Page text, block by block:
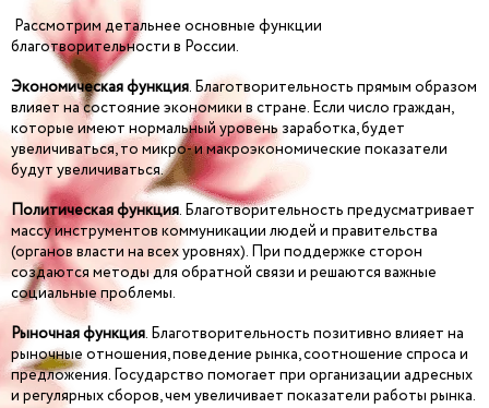
Рассмотрим детальнее основные функции
благотворительности в России.
Экономическая функция. Благотворительность прямым образом
влияет на состояние экономики в стране. Если число граждан,
которые имеют нормальный уровень заработка, будет
увеличиваться, то микро- и макроэкономические показатели
будут увеличиваться.
Политическая функция. Благотворительность предусматривает
массу инструментов коммуникации людей и правительства
(органов власти на всех уровнях). При поддержке сторон
создаются методы для обратной связи и решаются важные
социальные проблемы.
Рыночная функция. Благотворительность позитивно влияет на
рыночные отношения, поведение рынка, соотношение спроса и
предложения. Государство помогает при организации адресных
и регулярных сборов, чем увеличивает показатели работы рынка.